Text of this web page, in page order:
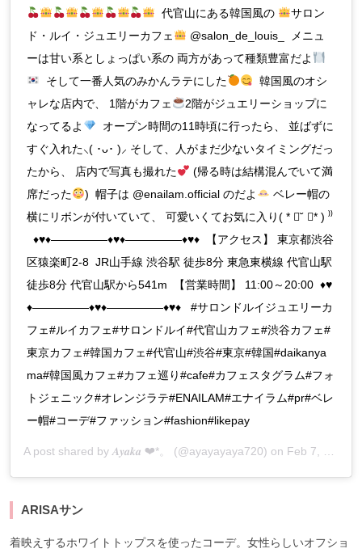
代官山にある韓国風の
サロン
ド・ルイ・ジュエリーカフェ
@salon_de_louis_ メニュ
ーは甘い系としょっぱい系の 両方があって種類豊富だよ
そして一番人気のみかんラテにした
韓国風のオシ
ャレな店内で、 1階がカフェ
2階がジュエリーショップに
なってるよ
オープン時間の11時頃に行ったら、 並ばずに
すぐ入れた⸜( ･ᴗ･ )⸝ そして、人がまだ少ないタイミングだっ
たから、 店内で写真も撮れた
(帰る時は結構混んでいて満
席だった
) 帽子は @enailam.official のだよ
ベレー帽の
横にリボンが付いていて、 可愛いくてお気に入り( * ॑˘ ॑* ) ⁾⁾
♦♥♦―――――♦♥♦―――――♦♥♦ 【アクセス】 東京都渋谷
区猿楽町2-8 JR山手線 渋谷駅 徒歩8分 東急東横線 代官山駅
徒歩8分 代官山駅から541m 【営業時間】 11:00～20:00 ♦♥
♦―――――♦♥♦―――――♦♥♦ #サロンドルイジュエリーカ
フェ#ルイカフェ#サロンドルイ#代官山カフェ#渋谷カフェ#
東京カフェ#韓国カフェ#代官山#渋谷#東京#韓国#daikanya
ma#韓国風カフェ#カフェ巡り#cafe#カフェスタグラム#フォ
トジェニック#オレンジラテ#ENAILAM#エナイラム#pr#ベレ
ー帽#コーデ#ファッション#fashion#likepay
A post shared by 𝑨𝒚𝒂𝒌𝒂 ❤︎‬*。 (@ayayayaya720) on Feb 7, 2020 at 3:24am PST
ARISAサン
着映えするホワイトトップスを使ったコーデ。女性らしいオフショ